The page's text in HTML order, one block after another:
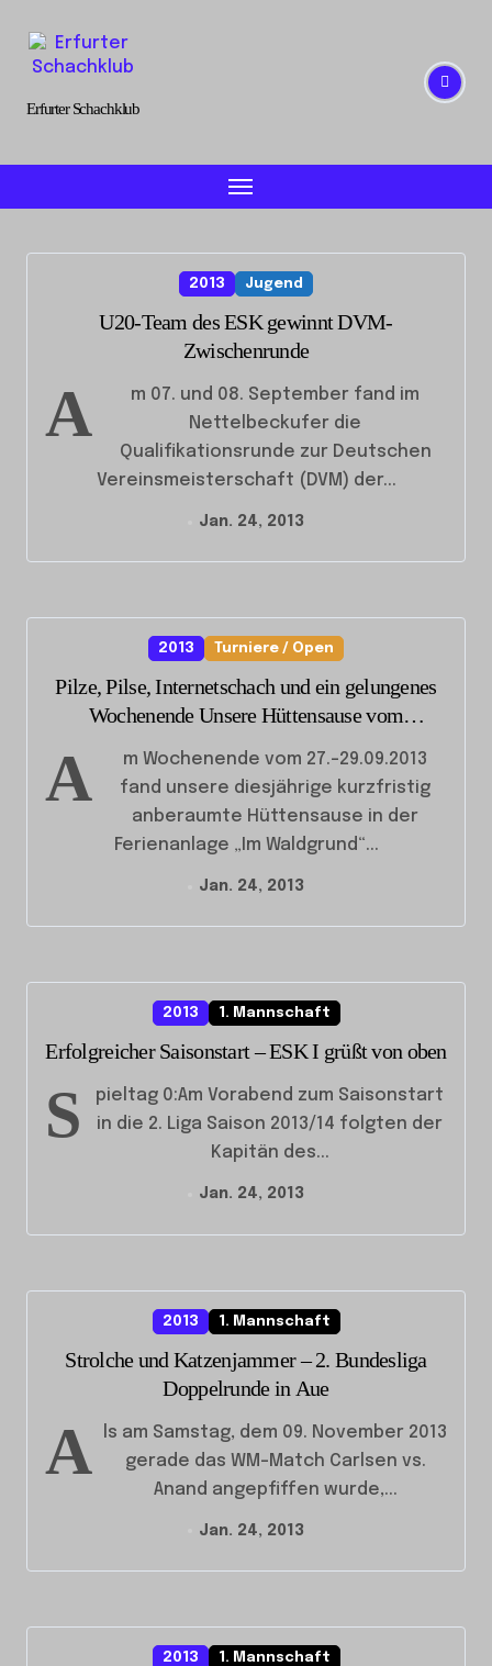
content
Erfurter Schachklub
2013 Jugend
U20-Team des ESK gewinnt DVM-
Zwischenrunde
A
m 07. und 08. September fand im
Nettelbeckufer die
Qualifikationsrunde zur Deutschen
Vereinsmeisterschaft (DVM) der...
Jan. 24, 2013
2013 Turniere / Open
Pilze, Pilse, Internetschach und ein gelungenes
Wochenende Unsere Hüttensause vom
A
m Wochenende vom 27.-29.09.2013
fand unsere diesjährige kurzfristig
anberaumte Hüttensause in der
Ferienanlage „Im Waldgrund“...
Jan. 24, 2013
2013 1. Mannschaft
Erfolgreicher Saisonstart – ESK I grüßt von oben
S
pieltag 0:Am Vorabend zum Saisonstart
in die 2. Liga Saison 2013/14 folgten der
Kapitän des...
Jan. 24, 2013
2013 1. Mannschaft
Strolche und Katzenjammer – 2. Bundesliga
Doppelrunde in Aue
A
ls am Samstag, dem 09. November 2013
gerade das WM-Match Carlsen vs.
Anand angepfiffen wurde,...
Jan. 24, 2013
2013 1. Mannschaft